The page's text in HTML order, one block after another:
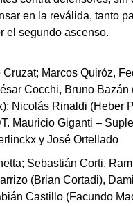
en la reválida, tanto
el segundo ascenso.
Marcos Quiróz,
Cocchi, Bruno
Nicolás Rinaldi (Heber
Mauricio Giganti –
y José Ortellado
Sebastián Corti,
(Brian Cortadi),
Castillo (Facundo